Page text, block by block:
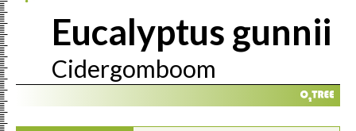
Eucalyptus gunnii
Cidergomboom